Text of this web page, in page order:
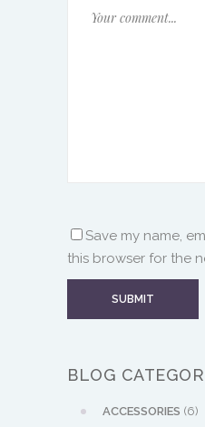
Save my name,
this browser for the
BLOG
ACCESSORIES (6)